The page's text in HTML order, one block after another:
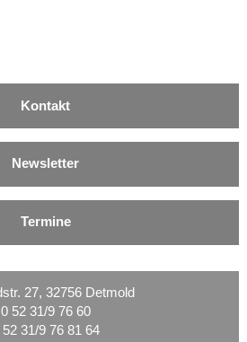
Kontakt
Newsletter
Termine
27, 32756 Detmold
0 52 31/9 76 60
52 31/9 76 81 64